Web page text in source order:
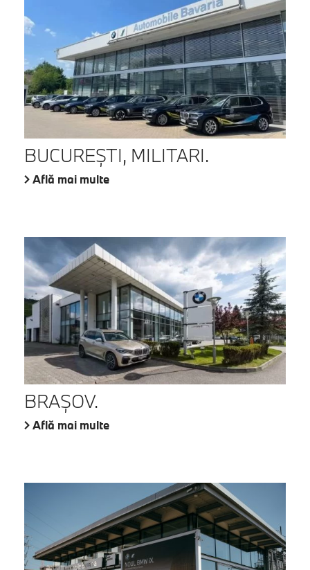
BUCUREŞTI, MILITARI.
Află mai multe
BRAŞOV.
Află mai multe